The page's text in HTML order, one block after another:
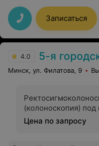
вежливый,
Рекомендую!Записаться
4.0 5-я
Минск, ул. Филатова, 9
(колоноскопия) под
Цена по запросу